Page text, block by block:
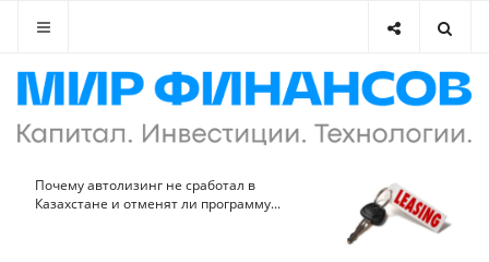
Почему автолизинг не сработал в
Казахстане и отменят ли программу...